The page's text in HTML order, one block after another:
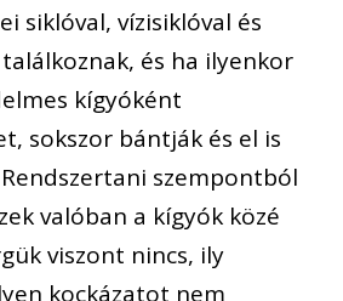
siklóval, vízisiklóval és
és ha ilyenkor
kígyóként
sokszor bántják és el is
szempontból
valóban a kígyók közé
viszont nincs, ily
kockázatot nem